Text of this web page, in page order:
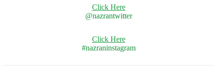
Click Here
@nazrantwitter
Click Here
#nazraninstagram